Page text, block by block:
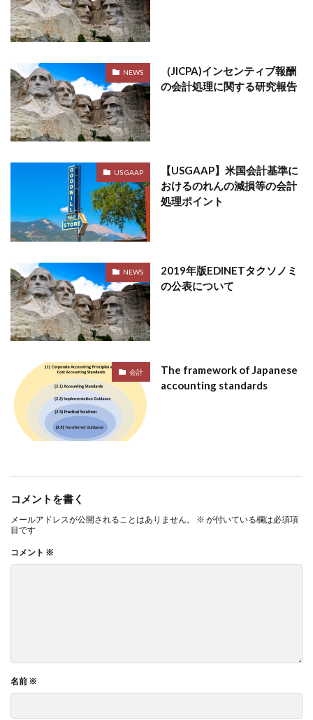
NEWS
（JICPA)インセンティブ報酬
の会計処理に関する研究報告
US GAAP
【USGAAP】米国会計基準に
おけるのれんの減損等の会計
処理ポイント
NEWS
2019年版EDINETタクソノミ
の公表について
会計
The framework of Japanese
accounting standards
コメントを書く
メールアドレスが公開されることはありません。 ※ が付いている欄は必須項
目です
コメント ※
名前 ※